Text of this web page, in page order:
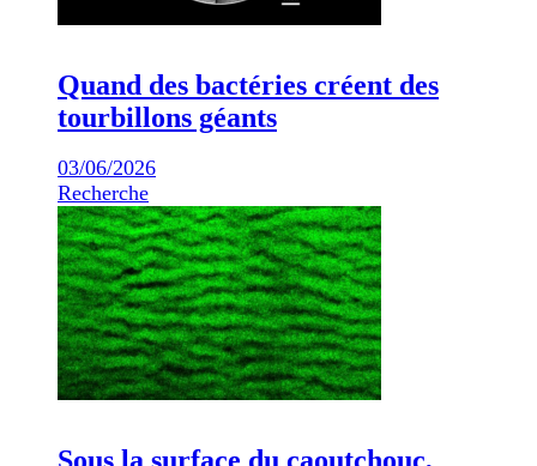
Quand des bactéries créent des
tourbillons géants
03/06/2026
Recherche
Sous la surface du caoutchouc,